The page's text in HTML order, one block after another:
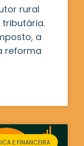
rural
a
reforma
E FINANCEIRA